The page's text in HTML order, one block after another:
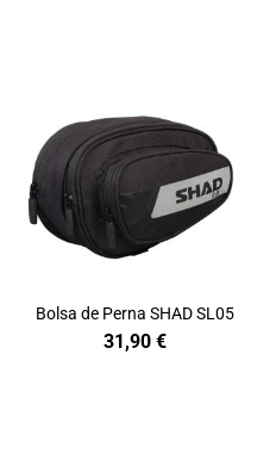
Bolsa de Perna SHAD SL05
31,90 €